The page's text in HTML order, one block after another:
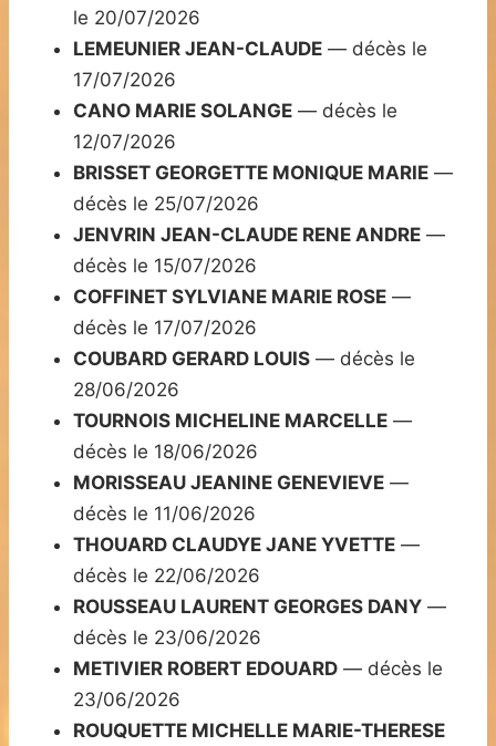
le 20/07/2026
LEMEUNIER JEAN-CLAUDE — décès le
17/07/2026
CANO MARIE SOLANGE — décès le
12/07/2026
BRISSET GEORGETTE MONIQUE MARIE —
décès le 25/07/2026
JENVRIN JEAN-CLAUDE RENE ANDRE —
décès le 15/07/2026
COFFINET SYLVIANE MARIE ROSE —
décès le 17/07/2026
COUBARD GERARD LOUIS — décès le
28/06/2026
TOURNOIS MICHELINE MARCELLE —
décès le 18/06/2026
MORISSEAU JEANINE GENEVIEVE —
décès le 11/06/2026
THOUARD CLAUDYE JANE YVETTE —
décès le 22/06/2026
ROUSSEAU LAURENT GEORGES DANY —
décès le 23/06/2026
METIVIER ROBERT EDOUARD — décès le
23/06/2026
ROUQUETTE MICHELLE MARIE-THERESE